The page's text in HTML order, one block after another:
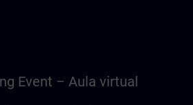
Event – Aula virtual